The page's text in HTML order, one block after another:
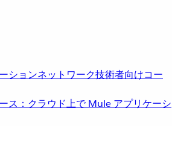
ションネットワーク技術者向けコー
ス：クラウド上で Mule アプリケーシ